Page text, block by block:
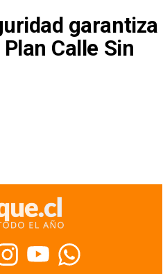
garantiza
Calle Sin